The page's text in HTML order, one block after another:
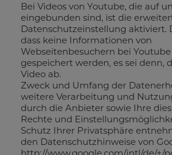
Bei Videos von Youtube, die auf
eingebunden sind, ist die
Datenschutzeinstellung aktiviert.
dass keine Informationen von
Webseitenbesuchern bei
gespeichert werden, es sei denn,
Video ab.
Zweck und Umfang der
weitere Verarbeitung und
durch die Anbieter sowie Ihre
Rechte und
Schutz Ihrer Privatsphäre
den Datenschutzhinweise von